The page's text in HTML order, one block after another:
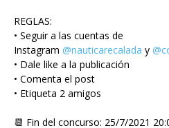
REGLAS:
• Seguir a las cuentas de
Instagram @nauticarecalada y
• Dale like a la publicación
• Comenta el post
• Etiqueta 2 amigos
📆 Fin del concurso: 25/7/2021